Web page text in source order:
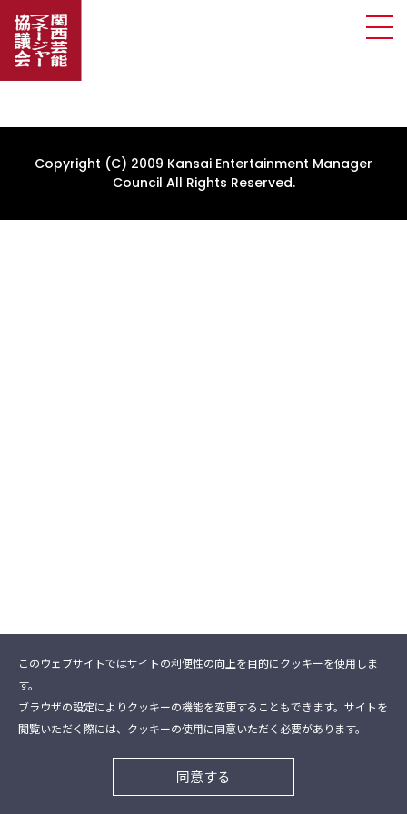
Copyright (C) 2009 Kansai Entertainment Manager
Council All Rights Reserved.
このウェブサイトではサイトの利便性の向上を目的にクッキーを使用しま
す。
ブラウザの設定によりクッキーの機能を変更することもできます。サイトを
閲覧いただく際には、クッキーの使用に同意いただく必要があります。
同意する